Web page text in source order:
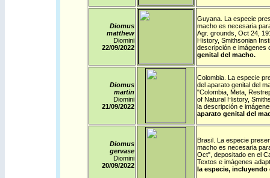
Diomus
matthew
Diomini
22/09/2022
Guyana. La especie
macho es necesaria
Agr. grounds, Oct 24,
History, Smithsonian
descripción e imágenes
genital del macho.
Diomus
martin
Diomini
21/09/2022
Colombia. La especie
del aparato genital del
"Colombia, Meta,
of Natural History,
la descripción e
aparato genital del
Diomus
gervase
Diomini
20/09/2022
Brasil. La especie
macho es necesaria
Oct", depositado en el
Textos e imágenes
la especie, incluyendo